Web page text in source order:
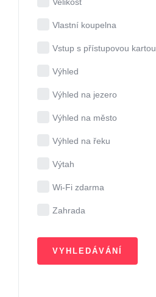
Vlastní koupelna
Vstup s přístupovou kartou
Výhled
Výhled na jezero
Výhled na město
Výhled na řeku
Výtah
Wi-Fi zdarma
Zahrada